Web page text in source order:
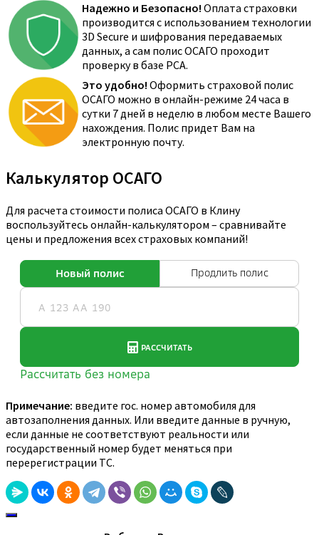
Надежно и Безопасно! Оплата страховки
производится с использованием технологии
3D Secure и шифрования передаваемых
данных, а сам полис ОСАГО проходит
проверку в базе РСА.
Это удобно! Оформить страховой полис
ОСАГО можно в онлайн-режиме 24 часа в
сутки 7 дней в неделю в любом месте Вашего
нахождения. Полис придет Вам на
электронную почту.
Калькулятор ОСАГО
Для расчета стоимости полиса ОСАГО в Клину
воспользуйтесь онлайн-калькулятором – сравнивайте
цены и предложения всех страховых компаний!
Примечание: введите гос. номер автомобиля для
автозаполнения данных. Или введите данные в ручную,
если данные не соответствуют реальности или
государственный номер будет меняться при
перерегистрации ТС.